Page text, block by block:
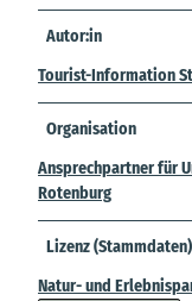
Autor:in
Tourist-Information
Organisation
Ansprechpartner für
Rotenburg
Lizenz (Stammdaten)
Natur- und